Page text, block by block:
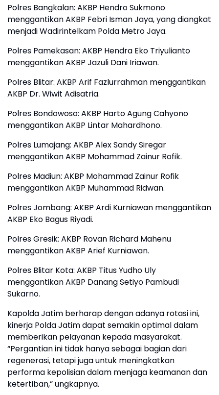
Polres Bangkalan: AKBP Hendro Sukmono
menggantikan AKBP Febri Isman Jaya, yang diangkat
menjadi Wadirintelkam Polda Metro Jaya.
Polres Pamekasan: AKBP Hendra Eko Triyulianto
menggantikan AKBP Jazuli Dani Iriawan.
Polres Blitar: AKBP Arif Fazlurrahman menggantikan
AKBP Dr. Wiwit Adisatria.
Polres Bondowoso: AKBP Harto Agung Cahyono
menggantikan AKBP Lintar Mahardhono.
Polres Lumajang: AKBP Alex Sandy Siregar
menggantikan AKBP Mohammad Zainur Rofik.
Polres Madiun: AKBP Mohammad Zainur Rofik
menggantikan AKBP Muhammad Ridwan.
Polres Jombang: AKBP Ardi Kurniawan menggantikan
AKBP Eko Bagus Riyadi.
Polres Gresik: AKBP Rovan Richard Mahenu
menggantikan AKBP Arief Kurniawan.
Polres Blitar Kota: AKBP Titus Yudho Uly
menggantikan AKBP Danang Setiyo Pambudi
Sukarno.
Kapolda Jatim berharap dengan adanya rotasi ini,
kinerja Polda Jatim dapat semakin optimal dalam
memberikan pelayanan kepada masyarakat.
“Pergantian ini tidak hanya sebagai bagian dari
regenerasi, tetapi juga untuk meningkatkan
performa kepolisian dalam menjaga keamanan dan
ketertiban,” ungkapnya.